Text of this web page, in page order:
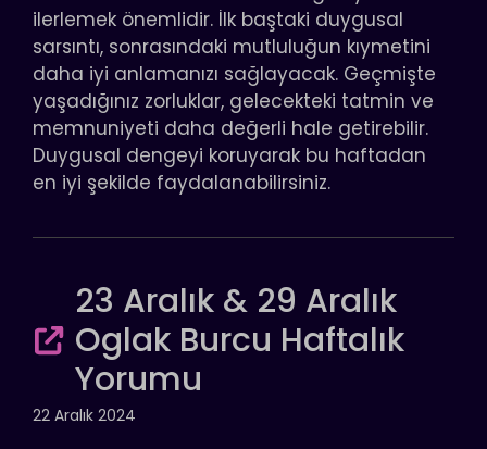
ilerlemek önemlidir. İlk baştaki duygusal
sarsıntı, sonrasındaki mutluluğun kıymetini
daha iyi anlamanızı sağlayacak. Geçmişte
yaşadığınız zorluklar, gelecekteki tatmin ve
memnuniyeti daha değerli hale getirebilir.
Duygusal dengeyi koruyarak bu haftadan
en iyi şekilde faydalanabilirsiniz.
23 Aralık & 29 Aralık
Oglak Burcu Haftalık
Yorumu
22 Aralık 2024